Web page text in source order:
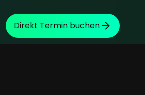
Direkt Termin buchen